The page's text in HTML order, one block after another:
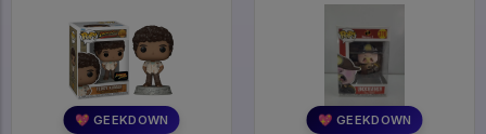
💖 GEEKDOWN 💖 GEEKDOWN